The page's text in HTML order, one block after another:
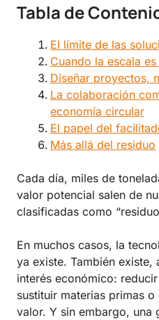
Tabla de
El límite de las
Cuando la escala
Diseñar proyectos,
La colaboración
economía circular
El papel del
Más allá del residuo
Cada día, miles de
valor potencial salen de
clasificadas como
En muchos casos, la
ya existe. También existe,
interés económico:
sustituir materias primas
valor. Y sin embargo, una